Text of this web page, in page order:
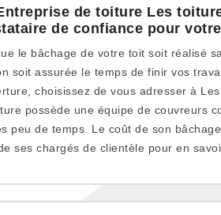
de toiture Les
de confiance pour
le bâchage de votre toit soit réalisé
soit assurée le temps de finir vos
choisissez de vous adresser à
possède une équipe de couvreurs
peu de temps. Le coût de son
ses chargés de clientèle pour en